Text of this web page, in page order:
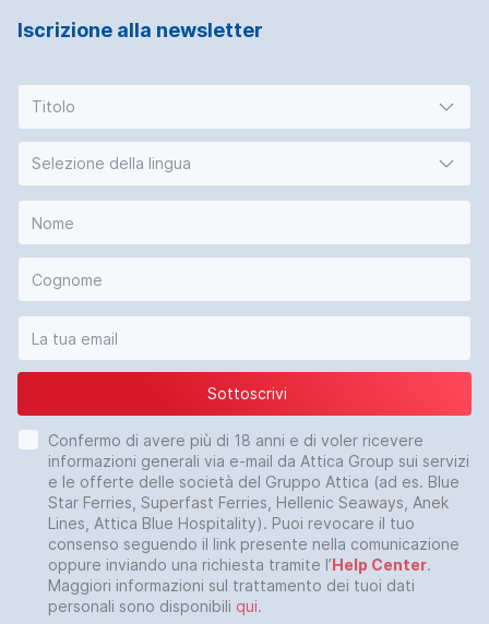
Iscrizione alla newsletter
Titolo
Selezione della lingua
Sottoscrivi
Confermo di avere più di 18 anni e di voler ricevere
informazioni generali via e-mail da Attica Group sui servizi
e le offerte delle società del Gruppo Attica (ad es. Blue
Star Ferries, Superfast Ferries, Hellenic Seaways, Anek
Lines, Attica Blue Hospitality). Puoi revocare il tuo
consenso seguendo il link presente nella comunicazione
oppure inviando una richiesta tramite l’Help Center.
Maggiori informazioni sul trattamento dei tuoi dati
personali sono disponibili qui.